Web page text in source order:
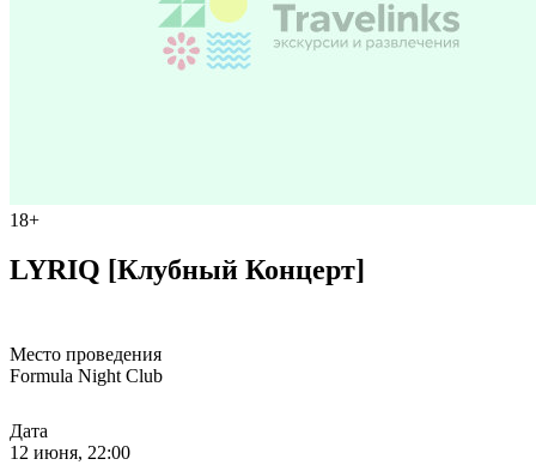
18+
LYRIQ [Клубный Концерт]
Место проведения
Formula Night Club
Дата
12 июня, 22:00